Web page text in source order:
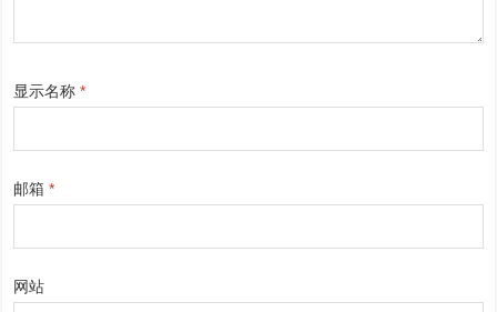
显示名称*
邮箱*
网站